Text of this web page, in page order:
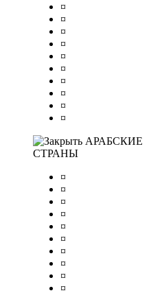
¤
¤
¤
¤
¤
¤
¤
¤
¤
¤
АРАБСКИЕ
СТРАНЫ
¤
¤
¤
¤
¤
¤
¤
¤
¤
¤